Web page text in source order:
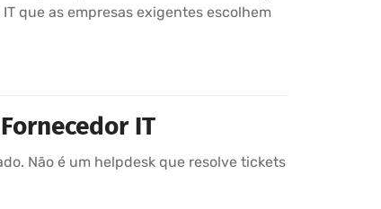
que as empresas exigentes escolhem
IT
Não é um helpdesk que resolve tickets